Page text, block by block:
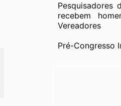
Pesquisadores
recebem
Vereadores
Pré-Congresso